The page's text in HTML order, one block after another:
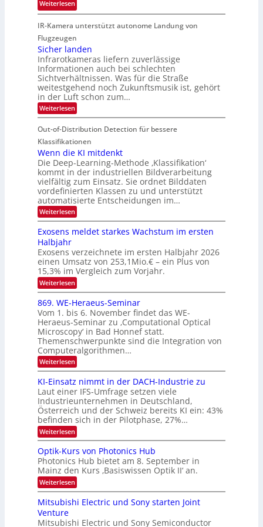
4
K
-
M
e
m
s
u
n
d
M
a
n
t
i
S
p
e
c
t
r
ö
g
l
i
c
h
k
e
i
t
e
h
d
e
r
i
n
V
I
S
I
O
N
T
e
c
h
T
a
l
k
Weiterlesen:
G
u
i
d
e
d
T
o
u
r
u
d
e
r
V
S
O
N
2
0
2
6
IR-Kamera unterstützt autonome Landung von
Flugzeugen
Sicher landen
Infrarotkameras liefern zuverlässige
Informationen auch bei schlechten
Sichtverhältnissen. Was für die Straße
weitestgehend noch Zukunftsmusik ist, gehört
in der Luft schon zum…
Weiterlesen:
S
c
h
l
a
n
d
e
n
Out-of-Distribution Detection für bessere
Klassifikationen
Wenn die KI mitdenkt
Die Deep-Learning-Methode ‚Klassifikation‘
kommt in der industriellen Bildverarbeitung
vielfältig zum Einsatz. Sie ordnet Bilddaten
vordefinierten Klassen zu und unterstützt
automatisierte Entscheidungen im…
Weiterlesen:
W
n
d
i
e
K
I
m
i
t
d
e
n
k
t
Exosens meldet starkes Wachstum im ersten
Halbjahr
Exosens verzeichnete im ersten Halbjahr 2026
einen Umsatz von 253,1Mio.€ – ein Plus von
15,3% im Vergleich zum Vorjahr.
Weiterlesen:
E
x
o
s
e
n
s
m
e
l
d
e
t
s
t
a
r
k
e
W
a
c
h
s
u
i
869. WE-Heraeus-Seminar
Vom 1. bis 6. November findet das WE-
Heraeus-Seminar zu ‚Computational Optical
Microscopy‘ in Bad Honnef statt.
Themenschwerpunkte sind die Integration von
Computeralgorithmen…
Weiterlesen:
8
9
.
W
E
-
H
e
r
a
e
u
s
-
S
e
KI-Einsatz nimmt in der DACH-Industrie zu
Laut einer IFS-Umfrage setzen viele
Industrieunternehmen in Deutschland,
Österreich und der Schweiz bereits KI ein: 43%
befinden sich in der Pilotphase, 27%…
Weiterlesen:
K
-
E
i
n
s
t
n
Optik-Kurs von Photonics Hub
Photonics Hub bietet am 8. September in
Mainz den Kurs ‚Basiswissen Optik II‘ an.
Weiterlesen:
O
p
t
k
Mitsubishi Electric und Sony starten Joint
Venture
Mitsubishi Electric und Sony Semiconductor